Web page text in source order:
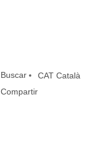
CAT Català
Buscar
Compartir